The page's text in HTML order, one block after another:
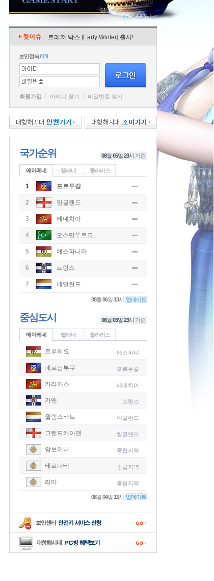
핫이슈 트레져 박스 [Early Winter] 출시!
보안접속ON
회원가입 아이디 찾기 비밀번호 찾기
국가순위 08월 05일 23시 기준
에이레네 헬레네 폴라리스
1 포르투갈
2 잉글랜드
3 베네치아
4 오스만투르크
5 에스파니아
6 프랑스
-
7 네덜란드
08월06일13시 업데이트
중심도시 08월 03일 23시 기준
에이레네 헬레네 폴라리스
트루히요 에스파냐
페르남부쿠 포르투갈
카라카스 베네치아
카옌 프랑스
윌렘스타트 네덜란드
그랜드케이맨 잉글랜드
암보이나 중립지역
테르나테 중립지역
리마 중립지역
08월04일13시 업데이트